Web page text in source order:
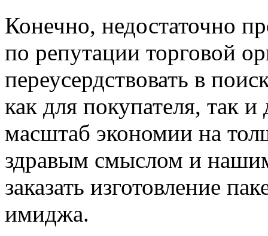
Конечно, недостаточно
по репутации торговой
переусердствовать в
как для покупателя, так
масштаб экономии на
здравым смыслом и
заказать изготовление
имиджа.